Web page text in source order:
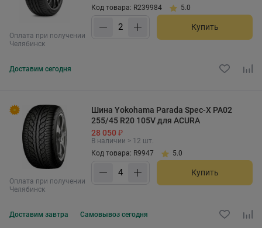
Оплата при получении
Челябинск
Код товара: R239984
5.0
Купить
Доставим сегодня
Оплата при получении
Челябинск
Шина Yokohama Parada Spec-X PA02
255/45 R20 105V для ACURA
28 050 ₽
В наличии > 12 шт.
Код товара: R9947
5.0
Купить
Доставим завтра Самовывоз сегодня